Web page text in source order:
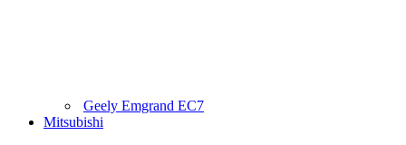
Geely Emgrand EC7
Mitsubishi